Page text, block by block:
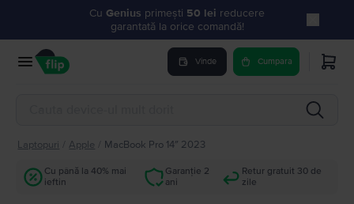
Cu Genius primești 50 lei reducere
garantată la orice comandă!
Vinde Cumpara
Laptopuri Apple MacBook Pro 14″ 2023
Cu până la 40% mai
ieftin
Garanție 2
ani
Retur gratuit 30 de
zile